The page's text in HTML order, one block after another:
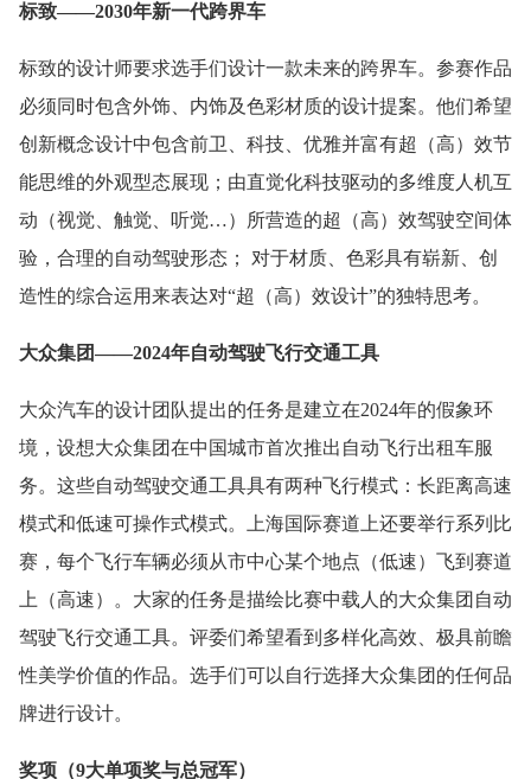
标致——2030年新一代跨界车
标致的设计师要求选手们设计一款未来的跨界车。参赛作品
必须同时包含外饰、内饰及色彩材质的设计提案。他们希望
创新概念设计中包含前卫、科技、优雅并富有超（高）效节
能思维的外观型态展现；由直觉化科技驱动的多维度人机互
动（视觉、触觉、听觉…）所营造的超（高）效驾驶空间体
验，合理的自动驾驶形态； 对于材质、色彩具有崭新、创
造性的综合运用来表达对“超（高）效设计”的独特思考。
大众集团——2024年自动驾驶飞行交通工具
大众汽车的设计团队提出的任务是建立在2024年的假象环
境，设想大众集团在中国城市首次推出自动飞行出租车服
务。这些自动驾驶交通工具具有两种飞行模式：长距离高速
模式和低速可操作式模式。上海国际赛道上还要举行系列比
赛，每个飞行车辆必须从市中心某个地点（低速）飞到赛道
上（高速）。大家的任务是描绘比赛中载人的大众集团自动
驾驶飞行交通工具。评委们希望看到多样化高效、极具前瞻
性美学价值的作品。选手们可以自行选择大众集团的任何品
牌进行设计。
奖项（9大单项奖与总冠军）